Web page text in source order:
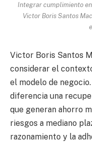
Integrar cumplimiento
Victor Boris Santos
Victor Boris Santos
considerar el
el modelo de
diferencia una
que generan ahorro
riesgos a mediano
razonamiento y la